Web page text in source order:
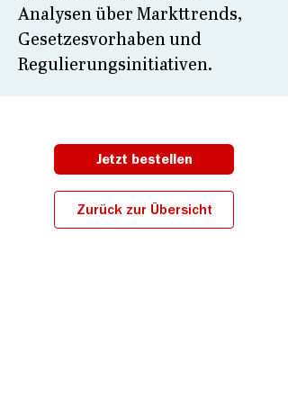
Analysen über Markttrends,
Gesetzesvorhaben und
Regulierungsinitiativen.
Jetzt bestellen
Zurück zur Übersicht